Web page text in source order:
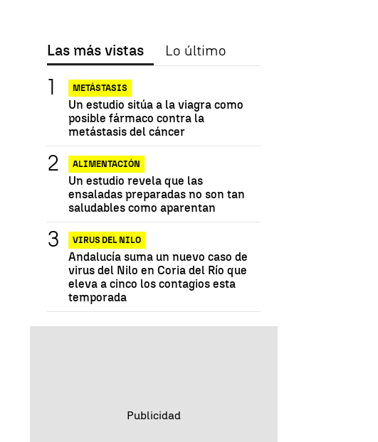
Las más vistas Lo último
METÁSTASIS
Un estudio sitúa a la viagra como
posible fármaco contra la
metástasis del cáncer
ALIMENTACIÓN
Un estudio revela que las
ensaladas preparadas no son tan
saludables como aparentan
VIRUS DEL NILO
Andalucía suma un nuevo caso de
virus del Nilo en Coria del Río que
eleva a cinco los contagios esta
temporada